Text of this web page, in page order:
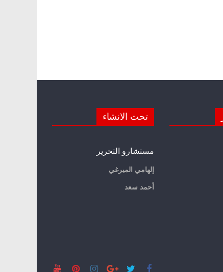
تحت الانشاء
مستشارو التحرير
إلهامي الميرغي
أحمد سعد